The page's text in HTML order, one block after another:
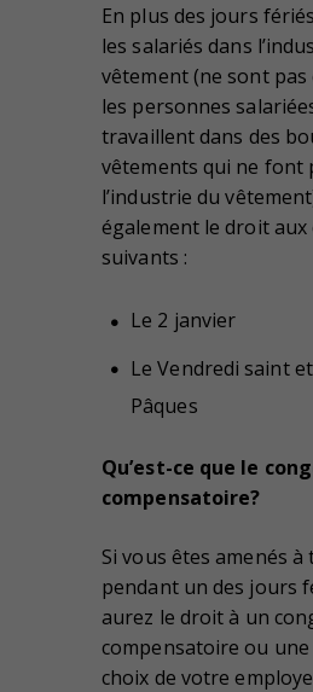
En plus des jours
les salariés dans
vêtement (ne sont pas
les personnes
travaillent dans des
vêtements qui ne font
l’industrie du
également le droit aux
suivants :
Le 2 janvier
Le Vendredi saint
Pâques
Qu’est-ce que le
compensatoire?
Si vous êtes amenés
pendant un des jours
aurez le droit à un
compensatoire ou
choix de votre